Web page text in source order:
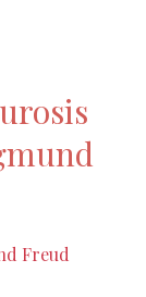
Freud